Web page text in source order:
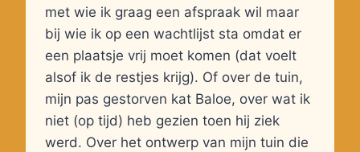
met wie ik graag een afspraak wil maar
bij wie ik op een wachtlijst sta omdat er
een plaatsje vrij moet komen (dat voelt
alsof ik de restjes krijg). Of over de tuin,
mijn pas gestorven kat Baloe, over wat ik
niet (op tijd) heb gezien toen hij ziek
werd. Over het ontwerp van mijn tuin die